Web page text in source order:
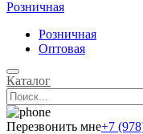
Розничная
Розничная
Оптовая
Каталог
Перезвонить мне+7